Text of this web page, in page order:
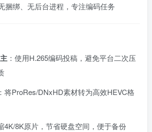
捆绑、无后台进程，专注编码任务
：使用H.265编码投稿，避免平台二次压
：将ProRes/DNxHD素材转为高效HEVC格
4K/8K原片，节省硬盘空间，便于备份